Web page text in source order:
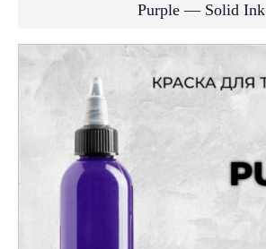
Purple — Solid Ink